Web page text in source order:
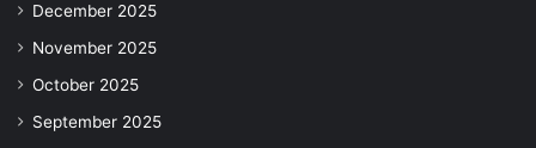
December 2025
November 2025
October 2025
September 2025